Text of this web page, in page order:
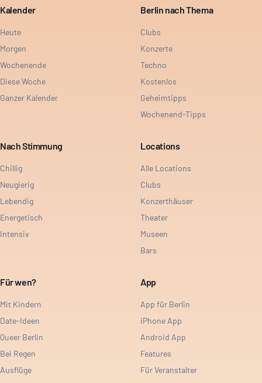
Kalender
Heute
Morgen
Wochenende
Diese Woche
Ganzer Kalender
Berlin nach Thema
Clubs
Konzerte
Techno
Kostenlos
Geheimtipps
Wochenend-Tipps
Nach Stimmung
Chillig
Neugierig
Lebendig
Energetisch
Intensiv
Locations
Alle Locations
Clubs
Konzerthäuser
Theater
Museen
Bars
Für wen?
Mit Kindern
Date-Ideen
Queer Berlin
Bei Regen
Ausflüge
App
App für Berlin
iPhone App
Android App
Features
Für Veranstalter